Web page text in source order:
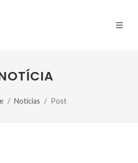
Notícias Post